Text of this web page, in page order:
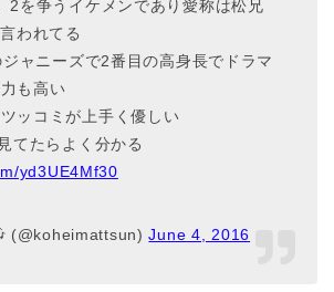
2を争うイケメンであり愛称は松兄
われてる
ャニーズで2番目の高身長でドラマ
も高い
ッコミが上手く優しい
てたらよく分かる
yd3UE4Mf30
(@koheimattsun)June 4, 2016